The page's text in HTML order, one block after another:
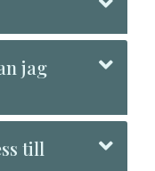
jag
till